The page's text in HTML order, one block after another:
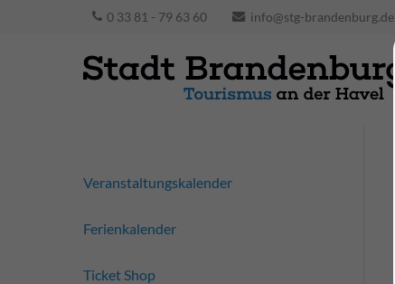
0 33 81 - 79 63 60 info@stg-brandenburg.de
Veranstaltungskalender
Ferienkalender
Ticket Shop